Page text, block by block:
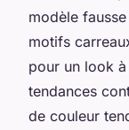
modèle
motifs
pour un look à
tendances
de couleur